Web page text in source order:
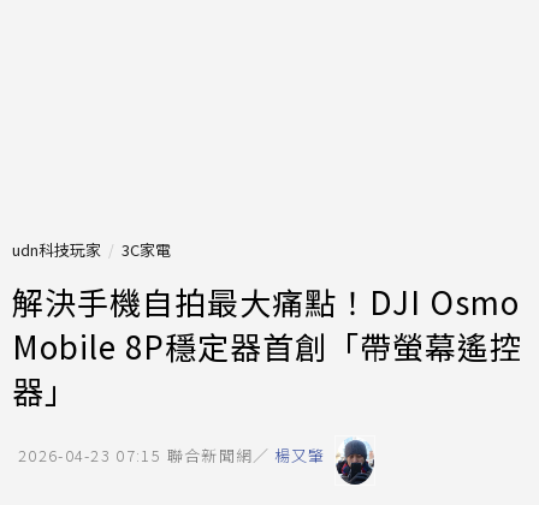
udn科技玩家 3C家電
解決手機自拍最大痛點！DJI Osmo
Mobile 8P穩定器首創「帶螢幕遙控
器」
2026-04-23 07:15 聯合新聞網／ 楊又肇